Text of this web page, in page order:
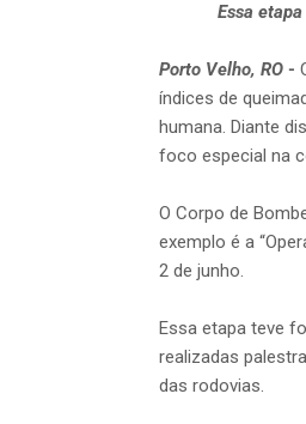
Essa
Porto Velho, RO -
índices de
humana. Diante
foco especial na
O Corpo de
exemplo é a
2 de junho.
Essa etapa teve
realizadas
das rodovias.